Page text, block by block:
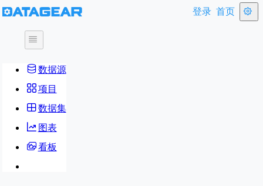
登录 首页
数据源
项目
数据集
图表
看板